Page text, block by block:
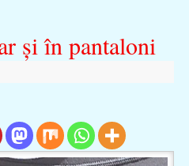
şi în pantaloni